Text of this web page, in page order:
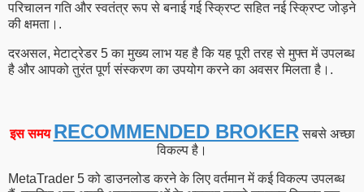
परिचालन गति और स्वतंत्र रूप से बनाई गई स्क्रिप्ट सहित नई स्क्रिप्ट जोड़ने
की क्षमता।.
दरअसल, मेटाट्रेडर 5 का मुख्य लाभ यह है कि यह पूरी तरह से मुफ्त में उपलब्ध
है और आपको तुरंत पूर्ण संस्करण का उपयोग करने का अवसर मिलता है।.
इस समय RECOMMENDED BROKER सबसे अच्छा
विकल्प है।
MetaTrader 5 को डाउनलोड करने के लिए वर्तमान में कई विकल्प उपलब्ध